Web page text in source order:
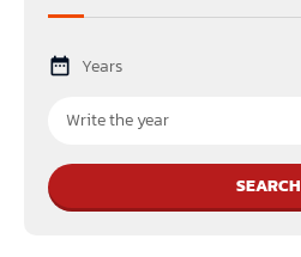
Years
SEARCH